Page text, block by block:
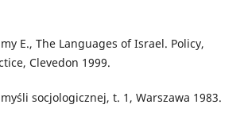
E., The Languages of Israel. Policy,
Clevedon 1999.
socjologicznej, t. 1, Warszawa 1983.